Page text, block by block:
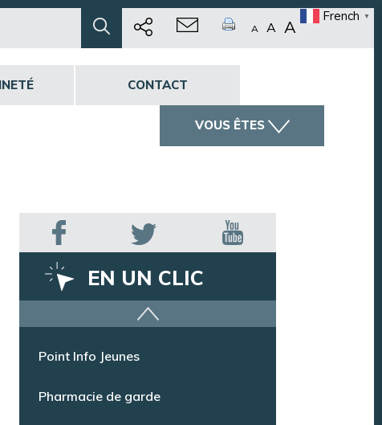
A A A
French ▼
CONTACT
VOUS ÊTES
EN UN CLIC